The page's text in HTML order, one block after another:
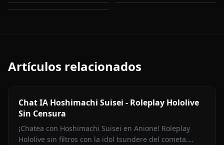
Artículos relacionados
Chat IA Hoshimachi Suisei - Roleplay Hololive
Sin Censura
¡Chatea con Hoshimachi Suisei en Anione! Roleplay
Hololive sin filtros con la idol tsundere del cometa.